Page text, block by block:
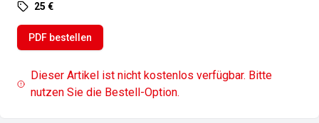
25 €
PDF bestellen
Dieser Artikel ist nicht kostenlos verfügbar. Bitte
nutzen Sie die Bestell-Option.